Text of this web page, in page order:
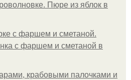
Пюре из яблок в
с фаршем и сметаной.
с фаршем и сметаной в
крабовыми палочками и